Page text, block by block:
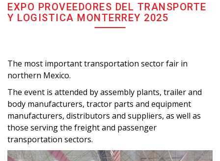
EXPO PROVEEDORES DEL TRANSPORTE
Y LOGISTICA MONTERREY 2025
The most important transportation sector fair in
northern Mexico.
The event is attended by assembly plants, trailer and
body manufacturers, tractor parts and equipment
manufacturers, distributors and suppliers, as well as
those serving the freight and passenger
transportation sectors.